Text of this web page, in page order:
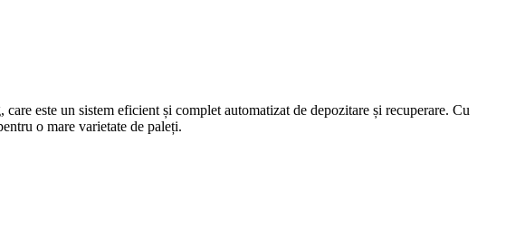
este un sistem eficient și complet automatizat de depozitare și recuperare. Cu
o mare varietate de paleți.